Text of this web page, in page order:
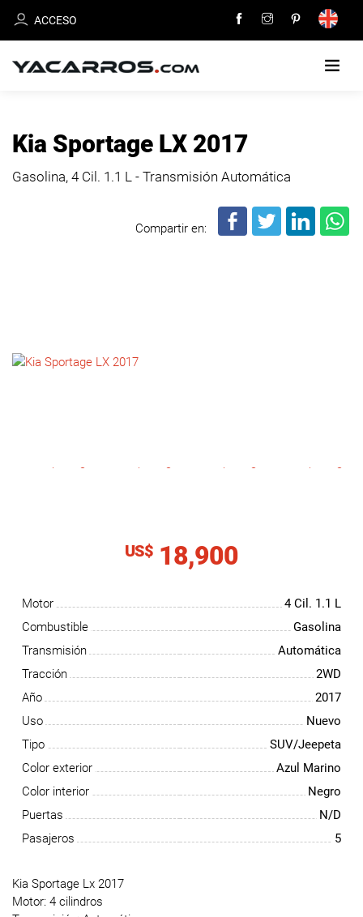
ACCESO
EN
NOTICIAS
Kia Sportage LX 2017
Gasolina, 4 Cil. 1.1 L - Transmisión Automática
Compartir en:
US$ 18,900
Motor 4 Cil. 1.1 L
Combustible
Gasolina
Transmisión
Automática
Tracción
2WD
Año
2017
Uso
Nuevo
Tipo
SUV/Jeepeta
Color exterior
Azul Marino
Color interior
Negro
Puertas
N/D
Pasajeros
5
Kia Sportage Lx 2017
Motor: 4 cilindros